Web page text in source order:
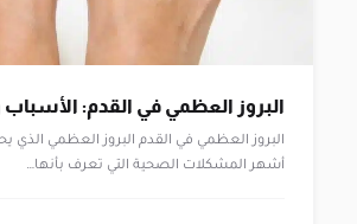
البروز العظمي في القدم: الأسباب
البروز العظمي في القدم البروز العظمي الذي
أشهر المشكلات الصحية التي تعرف بأنها…